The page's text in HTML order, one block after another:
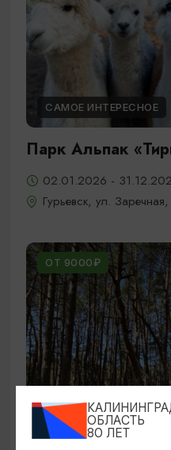
САМОЕ ИНТЕРЕСНОЕ
Парк Альпак
02.01.2026 -
Гурьевск, ул.
ОТ 9000₽
ЭКСКУРСИИ
ОБЛАСТЬ
80 ЛЕТ